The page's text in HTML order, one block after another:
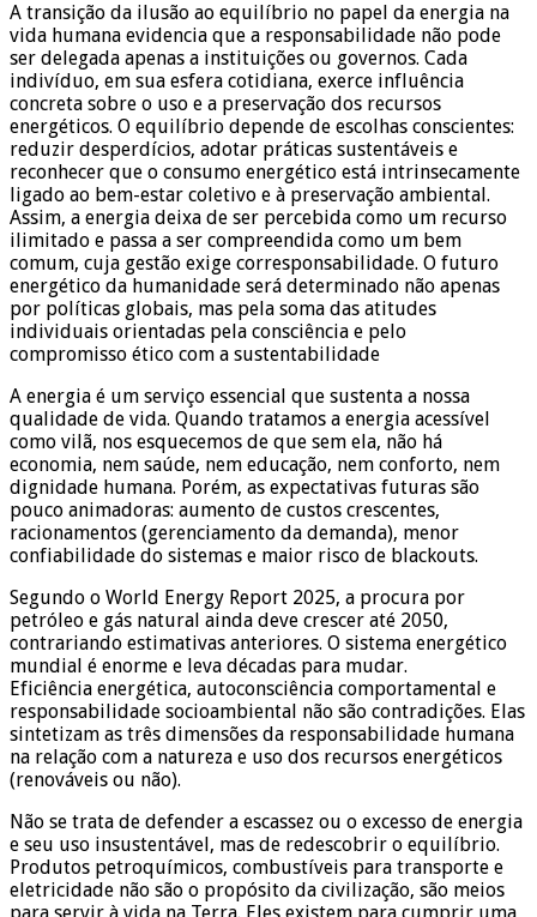
A transição da ilusão ao equilíbrio no papel da energia na
vida humana evidencia que a responsabilidade não pode
ser delegada apenas a instituições ou governos. Cada
indivíduo, em sua esfera cotidiana, exerce influência
concreta sobre o uso e a preservação dos recursos
energéticos. O equilíbrio depende de escolhas conscientes:
reduzir desperdícios, adotar práticas sustentáveis e
reconhecer que o consumo energético está intrinsecamente
ligado ao bem-estar coletivo e à preservação ambiental.
Assim, a energia deixa de ser percebida como um recurso
ilimitado e passa a ser compreendida como um bem
comum, cuja gestão exige corresponsabilidade. O futuro
energético da humanidade será determinado não apenas
por políticas globais, mas pela soma das atitudes
individuais orientadas pela consciência e pelo
compromisso ético com a sustentabilidade
A energia é um serviço essencial que sustenta a nossa
qualidade de vida. Quando tratamos a energia acessível
como vilã, nos esquecemos de que sem ela, não há
economia, nem saúde, nem educação, nem conforto, nem
dignidade humana. Porém, as expectativas futuras são
pouco animadoras: aumento de custos crescentes,
racionamentos (gerenciamento da demanda), menor
confiabilidade do sistemas e maior risco de blackouts.
Segundo o World Energy Report 2025, a procura por
petróleo e gás natural ainda deve crescer até 2050,
contrariando estimativas anteriores. O sistema energético
mundial é enorme e leva décadas para mudar.
Eficiência energética, autoconsciência comportamental e
responsabilidade socioambiental não são contradições. Elas
sintetizam as três dimensões da responsabilidade humana
na relação com a natureza e uso dos recursos energéticos
(renováveis ou não).
Não se trata de defender a escassez ou o excesso de energia
e seu uso insustentável, mas de redescobrir o equilíbrio.
Produtos petroquímicos, combustíveis para transporte e
eletricidade não são o propósito da civilização, são meios